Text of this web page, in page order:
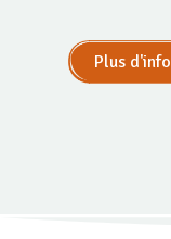
Plus d'info